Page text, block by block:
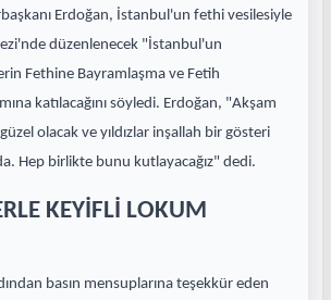
Erdoğan, İstanbul'un fethi vesilesiyle
düzenlenecek "İstanbul'un
Fethine Bayramlaşma ve Fetih
katılacağını söyledi. Erdoğan, "Akşam
olacak ve yıldızlar inşallah bir gösteri
Hep birlikte bunu kutlayacağız" dedi.
KEYİFLİ LOKUM
basın mensuplarına teşekkür eden